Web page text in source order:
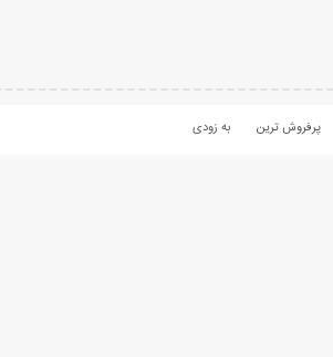
پرفروش ترین به زودی